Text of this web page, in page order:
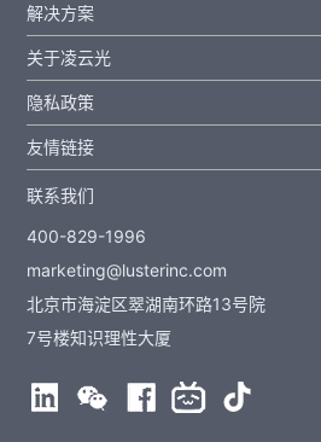
解决方案
关于凌云光
隐私政策
友情链接
联系我们
400-829-1996
marketing@lusterinc.com
北京市海淀区翠湖南环路13号院
7号楼知识理性大厦